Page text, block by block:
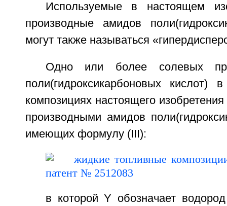
Используемые в настоящем
производные амидов
могут также называться
Одно или более солевых
поли(гидроксикарбоновых кислот)
композициях настоящего
производными амидов
имеющих формулу (III):
в которой Y обозначает